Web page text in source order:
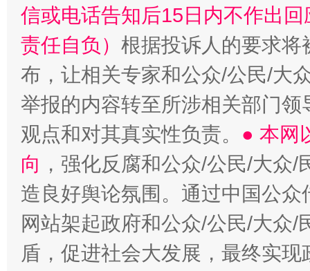
信或电话告知后15日内不作出
责任自负） 根据投诉人的要求将
布，让相关专家和公众/公民/大
举报的内容转至所涉相关部门
观点和对其真实性负责。 ● 本网
向 ，强化反腐和公众/公民/大众
造良好舆论氛围。通过中国公
网站架起政府和公众/公民/大众
盾，促进社会大发展，最终实